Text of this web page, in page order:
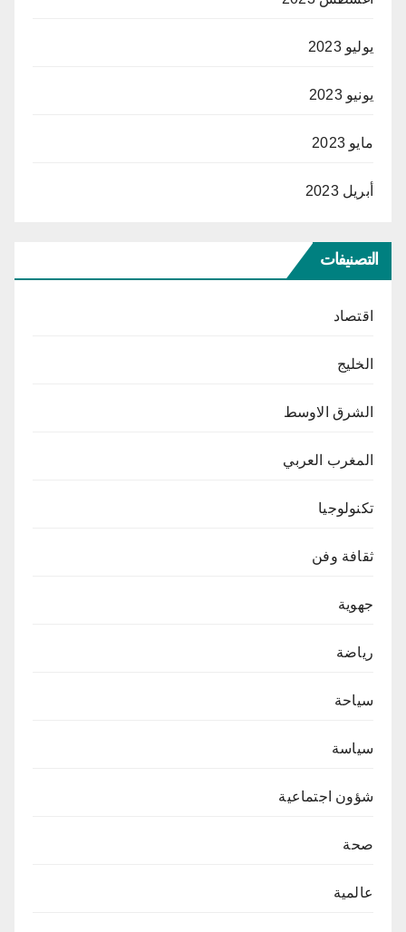
يوليو 2023
يونيو 2023
مايو 2023
أبريل 2023
التصنيفات
اقتصاد
الخليج
الشرق الاوسط
المغرب العربي
تكنولوجيا
ثقافة وفن
جهوية
رياضة
سياحة
سياسة
شؤون اجتماعية
صحة
عالمية